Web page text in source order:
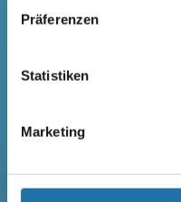
Präferenzen
Statistiken
Marketing